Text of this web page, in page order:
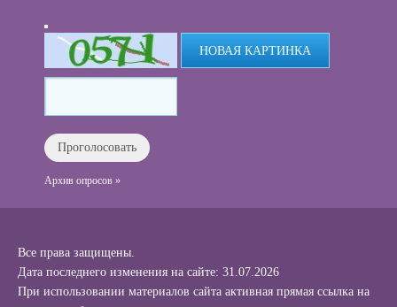
НОВАЯ КАРТИНКА
Архив опросов »
Все права защищены.
Дата последнего изменения на сайте: 31.07.2026
При использовании материалов сайта активная прямая ссылка на